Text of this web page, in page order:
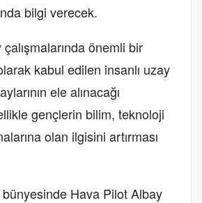
bilgi verecek.
önemli bir
kabul edilen insanlı uzay
ele alınacağı
gençlerin bilim, teknoloji
olan ilgisini artırması
Hava Pilot Albay